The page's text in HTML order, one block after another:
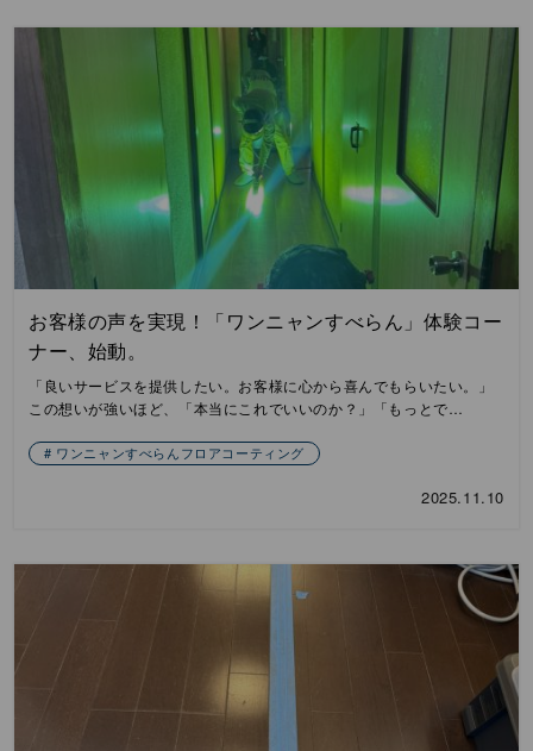
お客様の声を実現！「ワンニャンすべらん」体験コー
ナー、始動。
「良いサービスを提供したい。お客様に心から喜んでもらいたい。」
この想いが強いほど、「本当にこれでいいのか？」「もっとで…
ワンニャンすべらんフロアコーティング
2025.11.10